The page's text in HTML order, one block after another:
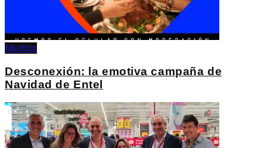
Medios
Desconexión: la emotiva campaña de
Navidad de Entel